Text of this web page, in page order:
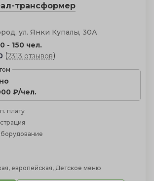
трансформер
ул. Янки Купалы, 30А
- 150 чел.
(2313 отзывов)
₽/чел.
плату
европейская, Детское меню